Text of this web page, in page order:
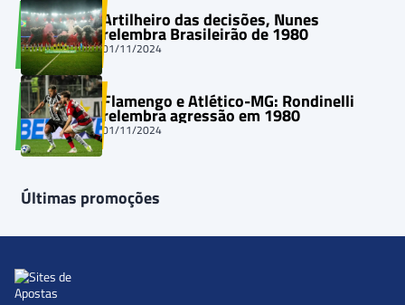
Artilheiro das decisões, Nunes
relembra Brasileirão de 1980
01/11/2024
Flamengo e Atlético-MG: Rondinelli
relembra agressão em 1980
01/11/2024
Últimas promoções